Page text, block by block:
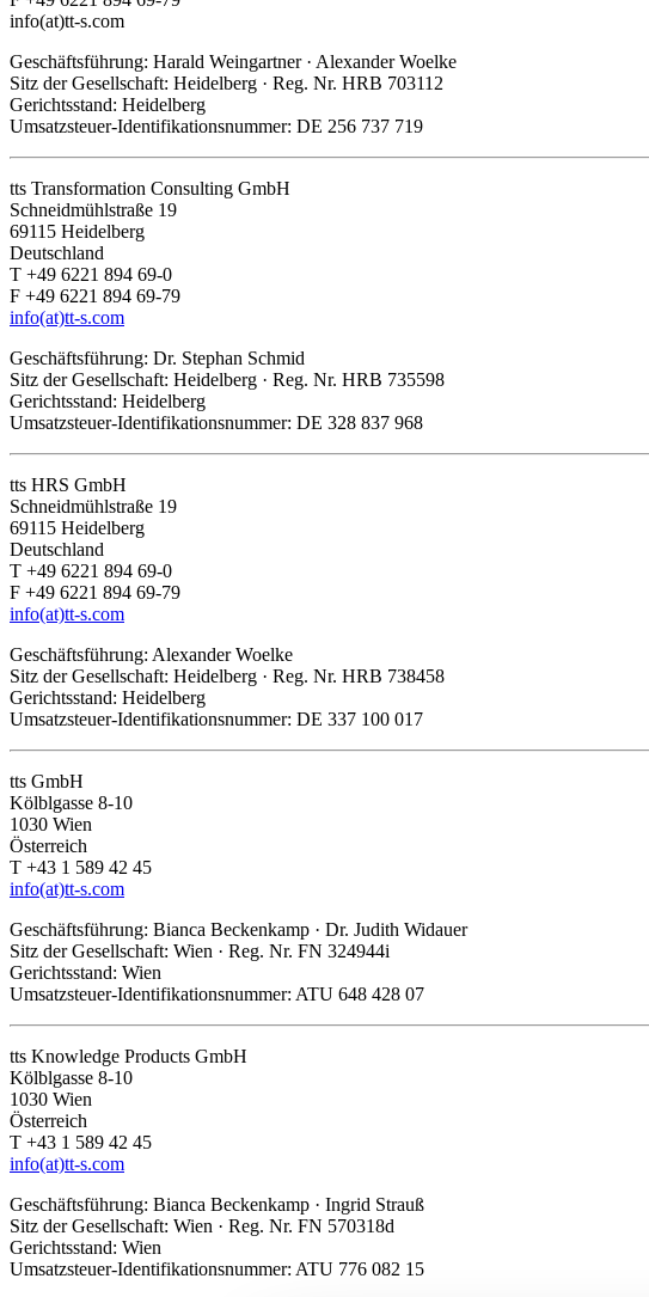
info(at)tt-s.com
Geschäftsführung: Harald Weingartner · Alexander Woelke
Sitz der Gesellschaft: Heidelberg · Reg. Nr. HRB 703112
Gerichtsstand: Heidelberg
Umsatzsteuer-Identifikationsnummer: DE 256 737 719
tts Transformation Consulting GmbH
Schneidmühlstraße 19
69115 Heidelberg
Deutschland
T +49 6221 894 69-0
F +49 6221 894 69-79
info(at)tt-s.com
Geschäftsführung: Dr. Stephan Schmid
Sitz der Gesellschaft: Heidelberg · Reg. Nr. HRB 735598
Gerichtsstand: Heidelberg
Umsatzsteuer-Identifikationsnummer: DE 328 837 968
tts HRS GmbH
Schneidmühlstraße 19
69115 Heidelberg
Deutschland
T +49 6221 894 69-0
F +49 6221 894 69-79
info(at)tt-s.com
Geschäftsführung: Alexander Woelke
Sitz der Gesellschaft: Heidelberg · Reg. Nr. HRB 738458
Gerichtsstand: Heidelberg
Umsatzsteuer-Identifikationsnummer: DE 337 100 017
tts GmbH
Kölblgasse 8-10
1030 Wien
Österreich
T +43 1 589 42 45
info(at)tt-s.com
Geschäftsführung: Bianca Beckenkamp · Dr. Judith Widauer
Sitz der Gesellschaft: Wien · Reg. Nr. FN 324944i
Gerichtsstand: Wien
Umsatzsteuer-Identifikationsnummer: ATU 648 428 07
tts Knowledge Products GmbH
Kölblgasse 8-10
1030 Wien
Österreich
T +43 1 589 42 45
info(at)tt-s.com
Geschäftsführung: Bianca Beckenkamp · Ingrid Strauß
Sitz der Gesellschaft: Wien · Reg. Nr. FN 570318d
Gerichtsstand: Wien
Umsatzsteuer-Identifikationsnummer: ATU 776 082 15